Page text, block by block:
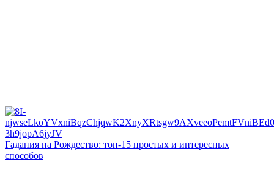
Гадания на Рождество: топ-15 простых и интересных
способов